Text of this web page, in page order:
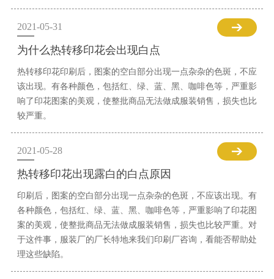
2021-05-31
为什么热转移印花会出现白点
热转移印花印刷后，图案的空白部分出现一点杂杂的色斑，不应
该出现。有各种颜色，包括红、绿、蓝、黑、咖啡色等，严重影
响了印花图案的美观，使整批商品无法做成服装销售，损失也比
较严重。
2021-05-28
热转移印花出现露白的白点原因
印刷后，图案的空白部分出现一点杂杂的色斑，不应该出现。有
各种颜色，包括红、绿、蓝、黑、咖啡色等，严重影响了印花图
案的美观，使整批商品无法做成服装销售，损失也比较严重。对
于这件事，服装厂的厂长特地来我们印刷厂咨询，看能否帮助处
理这些缺陷。